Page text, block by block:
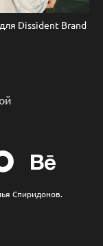
Dissident Brand
Спиридонов.